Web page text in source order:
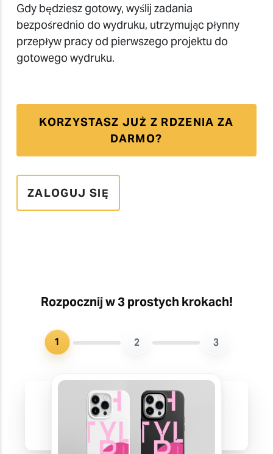
Gdy będziesz gotowy, wyślij zadania
bezpośrednio do wydruku, utrzymując płynny
przepływ pracy od pierwszego projektu do
gotowego wydruku.
KORZYSTASZ JUŻ Z RDZENIA ZA
DARMO?
ZALOGUJ SIĘ
Rozpocznij w 3 prostych krokach!
1 2 3
Tworzenie i edycja projektów do
produkcji